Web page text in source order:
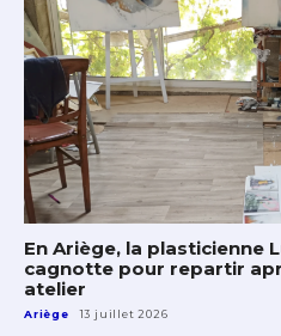
En Ariège, la plasticienne
cagnotte pour repartir
atelier
Ariège 13 juillet 2026